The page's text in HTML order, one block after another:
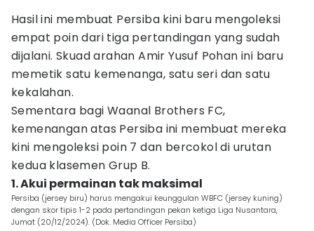
Hasil ini membuat Persiba kini baru mengoleksi
empat poin dari tiga pertandingan yang sudah
dijalani. Skuad arahan Amir Yusuf Pohan ini baru
memetik satu kemenanga, satu seri dan satu
kekalahan.
Sementara bagi Waanal Brothers FC,
kemenangan atas Persiba ini membuat mereka
kini mengoleksi poin 7 dan bercokol di urutan
kedua klasemen Grup B.
1. Akui permainan tak maksimal
Persiba (jersey biru) harus mengakui keunggulan WBFC (jersey kuning)
dengan skor tipis 1-2 pada pertandingan pekan ketiga Liga Nusantara,
Jumat (20/12/2024). (Dok. Media Officer Persiba)